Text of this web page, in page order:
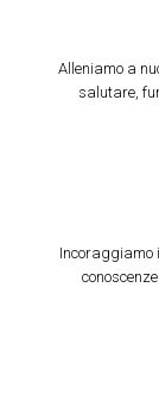
Alleniamo a
salutare,
Incoraggiamo